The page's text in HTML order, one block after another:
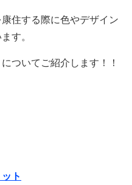
住する際に色やデザイン
す。
ついてご紹介します！！
ト